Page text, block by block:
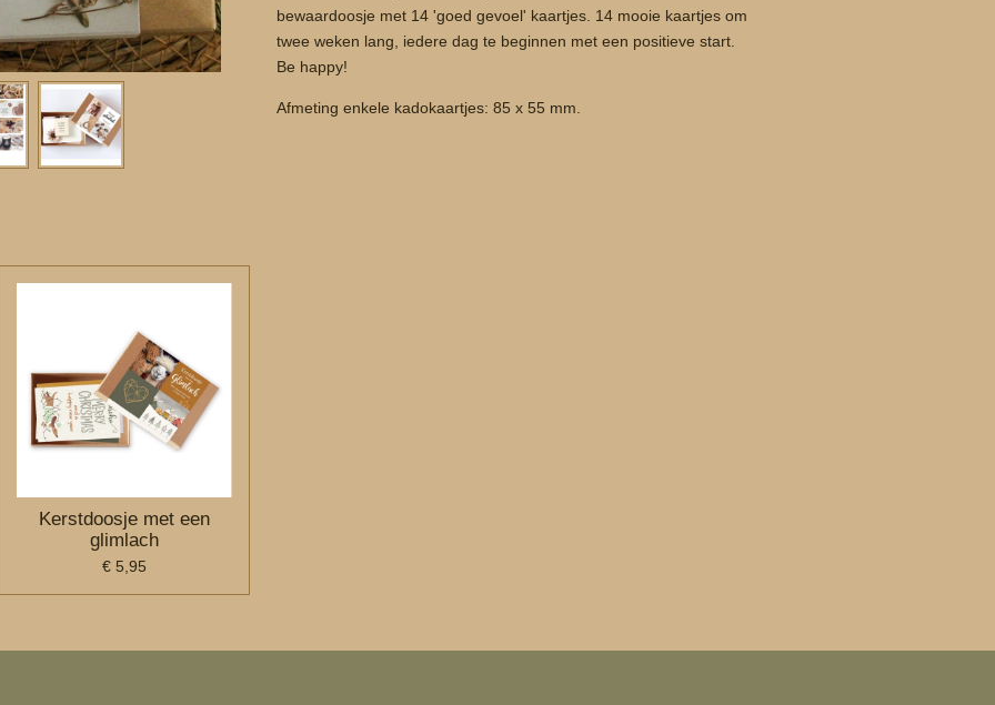
bewaardoosje met 14 'goed gevoel' kaartjes. 14 mooie kaartjes om
twee weken lang, iedere dag te beginnen met een positieve start.
Be happy!
Afmeting enkele kadokaartjes: 85 x 55 mm.
Kerstdoosje met een
glimlach
€ 5,95